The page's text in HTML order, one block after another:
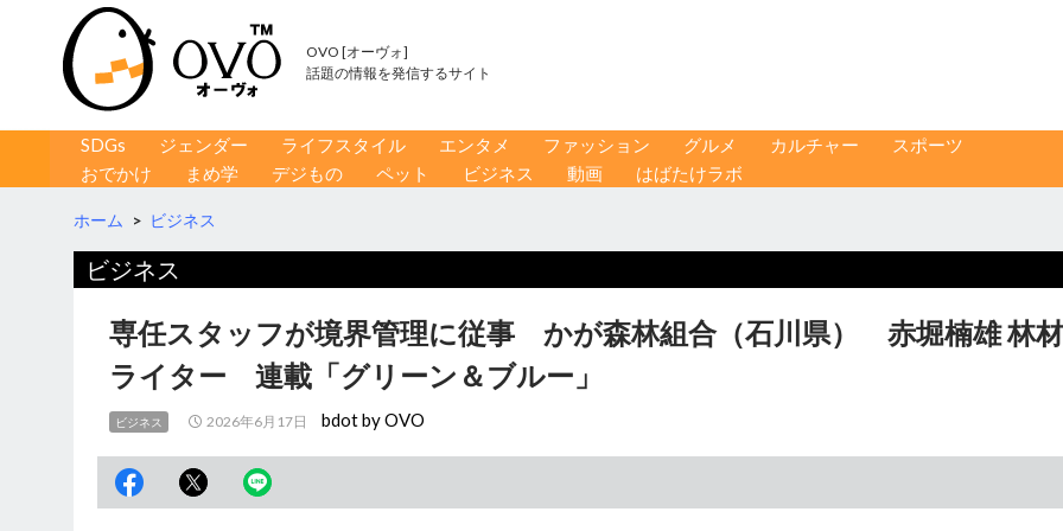
OVO [オーヴォ]
話題の情報を発信するサイト
コンテンツへ移動
SDGs ジェンダー ライフスタイル エンタメ ファッション グルメ カルチャー
スポーツ
おでかけ
まめ学 デジもの ペット ビジネス 動画 はばたけラボ
ホーム > ビジネス
ビジネス
専任スタッフが境界管理に従事 かが森林組合（石川県） 赤堀楠雄 林材
ライター 連載「グリーン＆ブルー」
ビジネス 2026年6月17日 bdot by OVO